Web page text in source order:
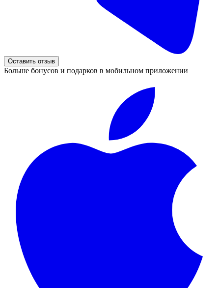
Оставить отзыв
Больше бонусов и подарков в мобильном приложении